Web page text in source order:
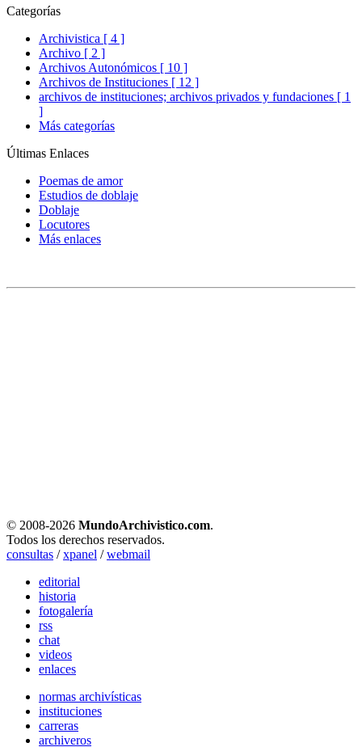
Categorías
Archivistica [ 4 ]
Archivo [ 2 ]
Archivos Autonómicos [ 10 ]
Archivos de Instituciones [ 12 ]
archivos de instituciones; archivos privados y fundaciones [ 1
]
Más categorías
Últimas Enlaces
Poemas de amor
Estudios de doblaje
Doblaje
Locutores
Más enlaces
© 2008-2026 MundoArchivistico.com.
Todos los derechos reservados.
consultas /xpanel /webmail
editorial
historia
fotogalería
rss
chat
videos
enlaces
normas archivísticas
instituciones
carreras
archiveros